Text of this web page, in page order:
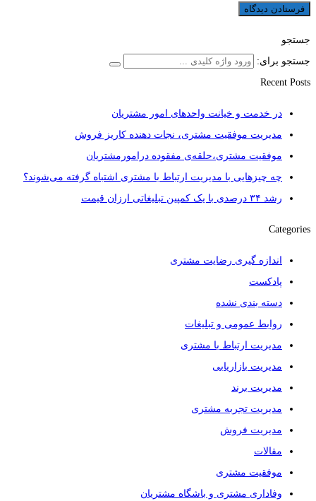
جستجو
جستجو برای:
Recent Posts
در خدمت و خیانت واحدهای امور مشتریان
مدیریت موفقیت مشتری، نجات دهنده کاریز فروش
موفقیت مشتری،حلقه‌ی مفقوده درامورمشتریان
چه چیزهایی با مدیریت ارتباط با مشتری اشتباه گرفته می‌شوند؟
رشد ۳۴ درصدی با یک کمپین تبلیغاتی ارزان قیمت
Categories
اندازه گیری رضایت مشتری
پادکست
دسته بندی نشده
روابط عمومی و تبلیغات
مدیریت ارتباط با مشتری
مدیریت بازاریابی
مدیریت برند
مدیریت تجربه مشتری
مدیریت فروش
مقالات
موفقیت مشتری
وفاداری مشتری و باشگاه مشتریان